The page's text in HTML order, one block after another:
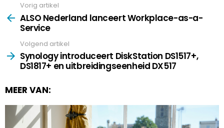
more
Vorig artikel
ALSO Nederland lanceert Workplace-as-a-
Service
Volgend artikel
Synology introduceert DiskStation DS1517+,
DS1817+ en uitbreidingseenheid DX517
MEER VAN: